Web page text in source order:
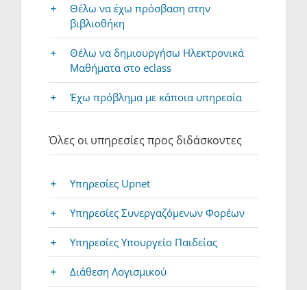
Θέλω να έχω πρόσβαση στην
βιβλιοθήκη
Θέλω να δημιουργήσω Hλεκτρονικά
Μαθήματα στο eclass
Έχω πρόβλημα με κάποια υπηρεσία
Όλες οι υπηρεσίες προς διδάσκοντες
Υπηρεσίες Upnet
Υπηρεσίες Συνεργαζόμενων Φορέων
Υπηρεσίες Υπουργείο Παιδείας
Διάθεση Λογισμικού